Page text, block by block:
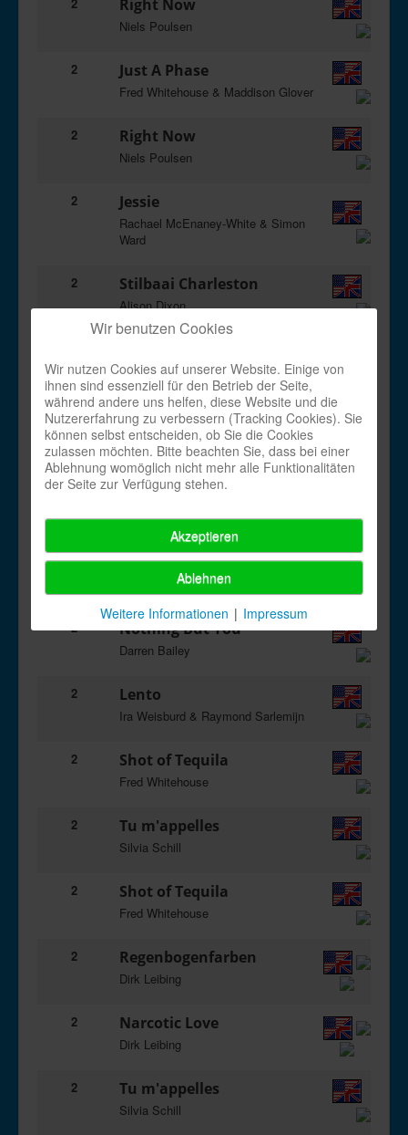
Right Now
Niels Poulsen
2 Just A Phase
Fred Whitehouse & Maddison Glover
2 Right Now
Niels Poulsen
2 Jessie
Rachael McEnaney-White & Simon
Ward
2 Stilbaai Charleston
Alison Dixon
Darren Bailey
2 Lento
Ira Weisburd & Raymond Sarlemijn
2 Nothing But You
Loca, Loca, Loca
José Miguel Belloque Vane,
Sebastiaan Holtland, & Roy Verdonk
2 Nothing But You
Darren Bailey
2 Lento
Ira Weisburd & Raymond Sarlemijn
2 Shot of Tequila
Fred Whitehouse
2 Tu m'appelles
Silvia Schill
2 Shot of Tequila
Fred Whitehouse
2 Regenbogenfarben
Dirk Leibing
2 Narcotic Love
Dirk Leibing
2 Tu m'appelles
Silvia Schill
Wir benutzen Cookies
Wir nutzen Cookies auf unserer Website. Einige von
ihnen sind essenziell für den Betrieb der Seite,
während andere uns helfen, diese Website und die
Nutzererfahrung zu verbessern (Tracking Cookies). Sie
können selbst entscheiden, ob Sie die Cookies
zulassen möchten. Bitte beachten Sie, dass bei einer
Ablehnung womöglich nicht mehr alle Funktionalitäten
der Seite zur Verfügung stehen.
Akzeptieren
Ablehnen
Weitere Informationen | Impressum